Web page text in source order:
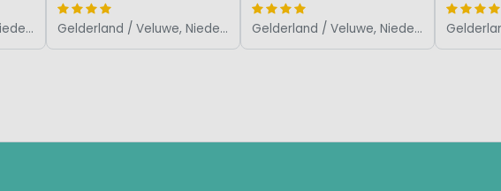
Gelderland / Veluwe, Niederlande Gelderland / Veluwe, Niederlande Gelderland / Veluwe, Niederlande